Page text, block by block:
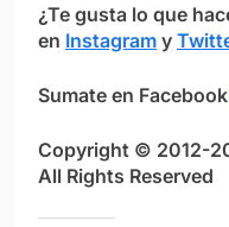
¿Te gusta lo que
en Instagram y
Sumate en
Copyright © 2012-
All Rights Reserved